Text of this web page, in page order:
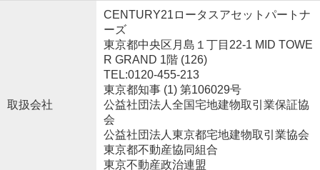
取扱会社
CENTURY21ロータスアセットパートナ
ーズ
東京都中央区月島１丁目22-1 MID TOWE
R GRAND 1階 (126)
TEL:0120-455-213
東京都知事 (1) 第106029号
公益社団法人全国宅地建物取引業保証協
会
公益社団法人東京都宅地建物取引業協会
東京都不動産協同組合
東京不動産政治連盟